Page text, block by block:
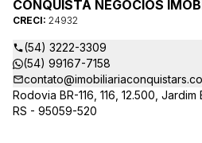
CONQUISTA NEGÓCIOS
CRECI: 24932
(54) 3222-3309
(54) 99167-7158
Rodovia BR-116, 116, 12.500,
RS - 95059-520